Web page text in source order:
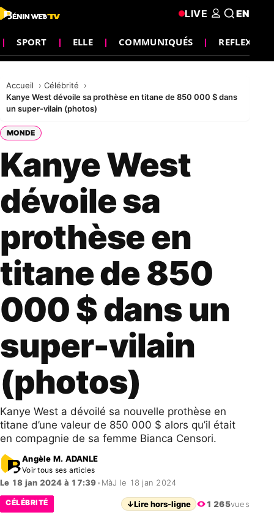
SPORT ELLE COMMUNIQUÉS REFLEXION
LIVE EN
Accueil
Célébrité
Kanye West dévoile sa prothèse en titane de 850 000 $ dans
un super-vilain (photos)
MONDE
Kanye West
dévoile sa
prothèse en
titane de 850
000 $ dans un
super-vilain
(photos)
Kanye West a dévoilé sa nouvelle prothèse en
titane d’une valeur de 850 000 $ alors qu’il était
en compagnie de sa femme Bianca Censori.
Angèle M. ADANLE
Voir tous ses articles
Le 18 jan 2024 à 17:39• MàJ le 18 jan 2024
CÉLÉBRITÉ ↓Lire hors-ligne 1 265vues